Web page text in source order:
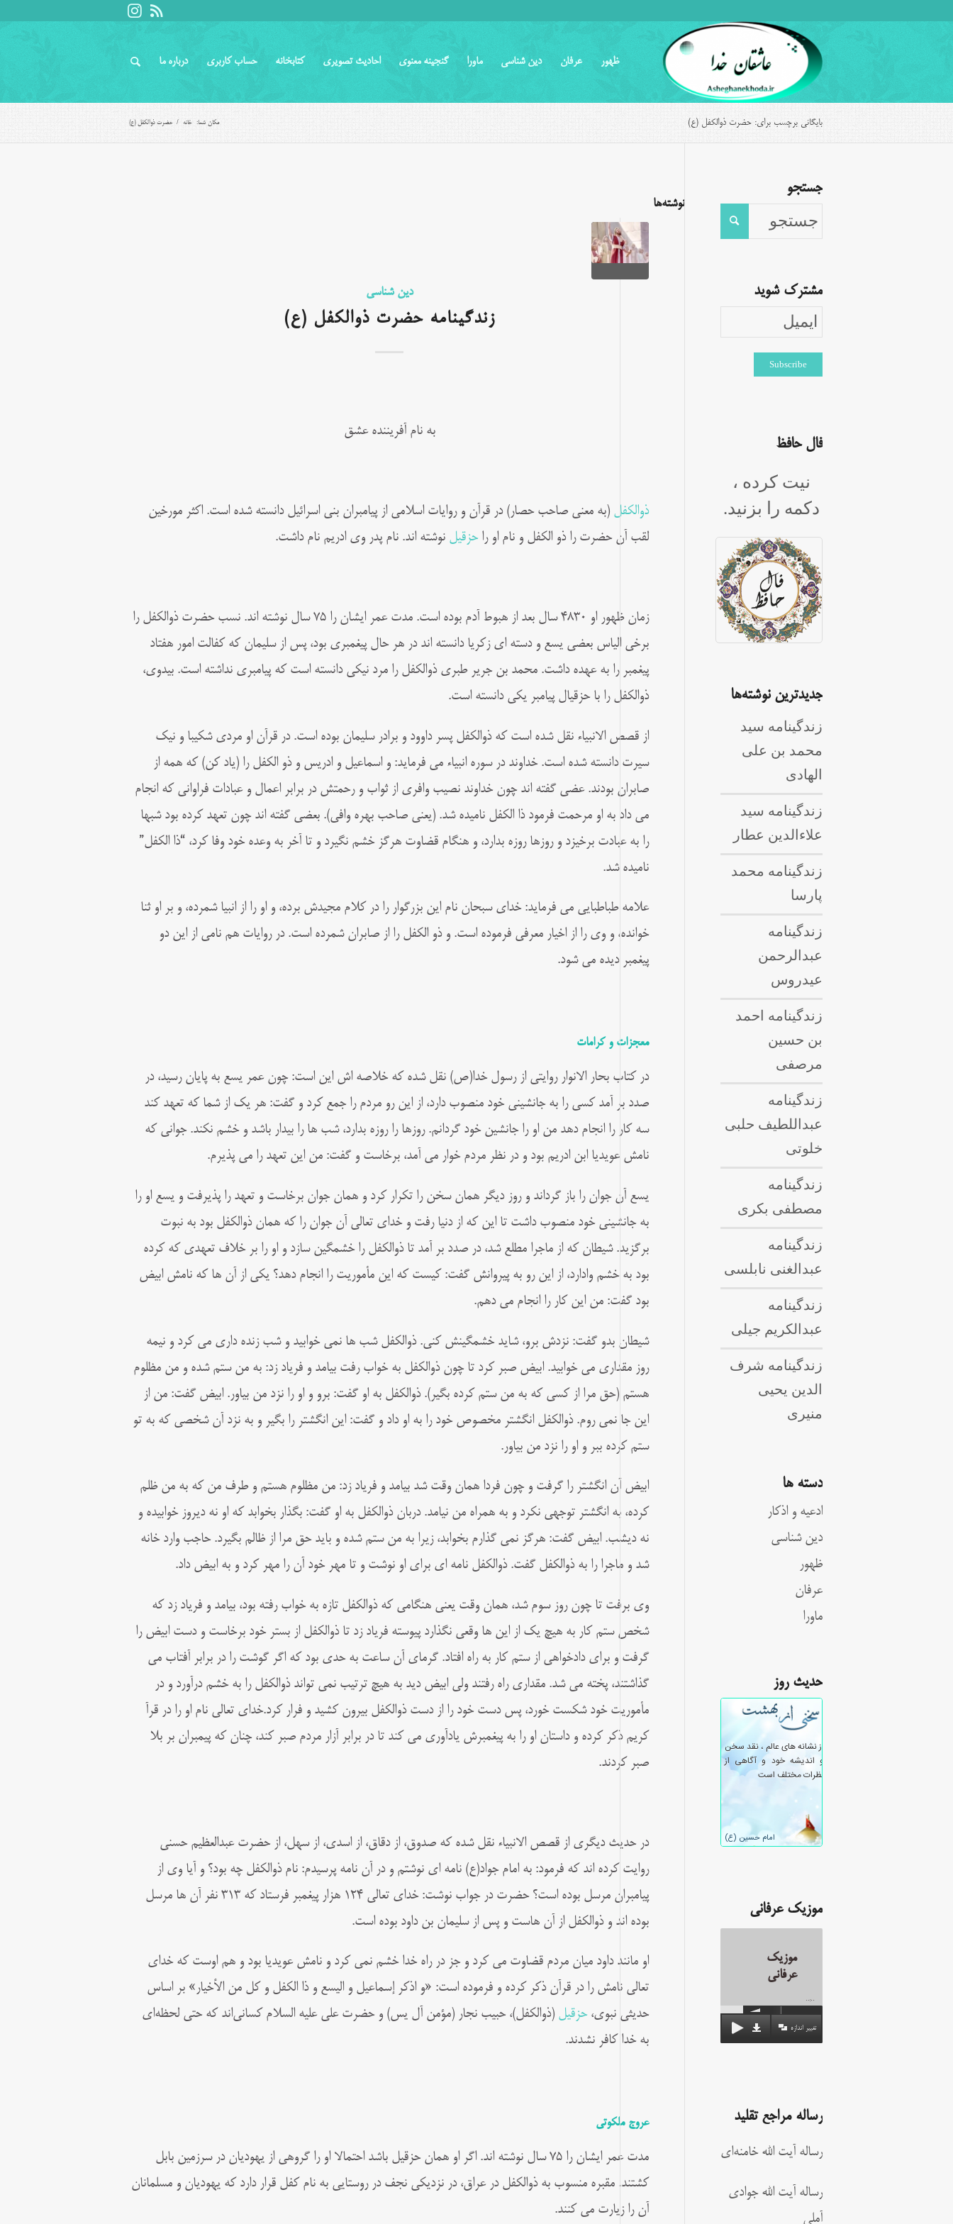
ظهور عرفان دین شناسی ماورا گنجینه معنوی احادیث تصویری کتابخانه حساب کاربری درباره ما
بایگانی برچسب برای: حضرت ذوالکفل (ع) مکان شما: خانه / حضرت ذوالکفل (ع)
نوشته‌ها
دین شناسی
زندگینامه حضرت ذوالکفل (ع)
به نام آفریننده عشق
ذوالکفل (به معنی صاحب حصار) در قرآن و روایات اسلامی از پیامبران بنی اسرائیل دانسته شده است. اکثر مورخین
لقب آن حضرت را ذو الکفل و نام او راحزقیل نوشته اند. نام پدر وی ادریم نام داشت.
زمان ظهور او ۴۸۳۰ سال بعد از هبوط آدم بوده است. مدت عمر ایشان را ۷۵ سال نوشته اند. نسب حضرت ذوالکفل را
برخی الیاس بعضی یسع و دسته ای زکریا دانسته اند در هر حال پیغمبری بود، پس از سلیمان که کفالت امور هفتاد
پیغمبر را به عهده داشت. محمد بن جریر طبری ذوالکفل را مرد نیکی دانسته است که پیامبری نداشته است. بیدوی،
ذوالکفل را با حزقیال پیامبر یکی دانسته است.
از قصص الانبیاء نقل شده است که ذوالکفل پسر داوود و برادر سلیمان بوده است. در قرآن او مردی شکیبا و نیک
سیرت دانسته شده است. خداوند در سوره انبیاء می فرماید: و اسماعیل و ادریس و ذو الکفل را (یاد کن) که همه از
صابران بودند. عضی گفته اند چون خداوند نصیب وافری از ثواب و رحمتش در برابر اعمال و عبادات فراوانی که انجام
می داد به او مرحمت فرمود ذا الکفل نامیده شد. (یعنی صاحب بهره وافی). بعضی گفته اند چون تعهد کرده بود شبها
را به عبادت برخیزد و روزها روزه بدارد، و هنگام قضاوت هرگز خشم نگیرد و تا آخر به وعده خود وفا کرد، “ذا الکفل”
نامیده شد.
علامه طباطبایی می فرماید: خدای سبحان نام این بزرگوار را در کلام مجیدش برده، و او را از انبیا شمرده، و بر او ثنا
خوانده، و وی را از اخیار معرفی فرموده است. و ذو الکفل را از صابران شمرده است. در روایات هم نامی از این دو
پیغمبر دیده می شود.
معجزات و کرامات
در کتاب بحار الانوار روایتی از رسول خدا(ص) نقل شده که خلاصه اش این است: چون عمر یسع به پایان رسید، در
صدد بر آمد کسی را به جانشینی خود منصوب دارد، از این رو مردم را جمع کرد و گفت: هر یک از شما که تعهد کند
سه کار را انجام دهد من او را جانشین خود گردانم. روزها را روزه بدارد، شب ها را بیدار باشد و خشم نکند. جوانی که
نامش عویدیا ابن ادریم بود و در نظر مردم خوار می آمد، برخاست و گفت: من این تعهد را می پذیرم.
یسع آن جوان را باز گرداند و روز دیگر همان سخن را تکرار کرد و همان جوان برخاست و تعهد را پذیرفت و یسع او را
به جانشینی خود منصوب داشت تا این که از دنیا رفت و خدای تعالی آن جوان را که همان ذوالکفل بود به نبوت
برگزید. شیطان که از ماجرا مطلع شد، در صدد بر آمد تا ذوالکفل را خشمگین سازد و او را بر خلاف تعهدی که کرده
بود به خشم وادارد، از این رو به پیروانش گفت: کیست که این مأموریت را انجام دهد؟ یکی از آن ها که نامش ابیض
بود گفت: من این کار را انجام می دهم.
شیطان بدو گفت: نزدش برو، شاید خشمگینش کنی. ذوالکفل شب ها نمی خوابید و شب زنده داری می کرد و نیمه
روز مقداری می خوابید. ابیض صبر کرد تا چون ذوالکفل به خواب رفت بیامد و فریاد زد: به من ستم شده و من مظلوم
هستم (حق مرا از کسی که به من ستم کرده بگیر). ذوالکفل به او گفت: برو و او را نزد من بیاور. ابیض گفت: من از
این جا نمی روم. ذوالکفل انگشتر مخصوص خود را به او داد و گفت: این انگشتر را بگیر و به نزد آن شخصی که به تو
ستم کرده ببر و او را نزد من بیاور.
ابیض آن انگشتر را گرفت و چون فردا همان وقت شد بیامد و فریاد زد: من مظلوم هستم و طرف من که به من ظلم
کرده، به انگشتر توجهی نکرد و به همراه من نیامد. دربان ذوالکفل به او گفت: بگذار بخوابد که او نه دیروز خوابیده و
نه دیشب. ابیض گفت: هرگز نمی گذارم بخوابد، زیرا به من ستم شده و باید حق مرا از ظالم بگیرد. حاجب وارد خانه
شد و ماجرا را به ذوالکفل گفت. ذوالکفل نامه ای برای او نوشت و تا مهر خود آن را مهر کرد و به ابیض داد.
وی برفت تا چون روز سوم شد، همان وقت یعنی هنگامی که ذوالکفل تازه به خواب رفته بود، بیامد و فریاد زد که
شخص ستم کار به هیچ یک از این ها وقعی نگذارد پیوسته فریاد زد تا ذوالکفل از بستر خود برخاست و دست ابیض را
گرفت و برای دادخواهی از ستم کار به راه افتاد. گرمای آن ساعت به حدی بود که اگر گوشت را در برابر آفتاب می
گذاشتند، پخته می شد. مقداری راه رفتند ولی ابیض دید به هیچ ترتیب نمی تواند ذوالکفل را به خشم درآورد و در
مأموریت خود شکست خورد، پس دست خود را از دست ذوالکفل بیرون کشید و فرار کرد.خدای تعالی نام او را در قرآ
کریم ذکر کرده و داستان او را به پیغمبرش یادآوری می کند تا در برابر آزار مردم صبر کند، چنان که پیمبران بر بلا
صبر کردند.
در حدیث دیگری از قصص الانبیاء نقل شده که صدوق، از دقاق، از اسدی، از سهل، از حضرت عبدالعظیم حسنی
روایت کرده اند که فرمود: به امام جواد(ع) نامه ای نوشتم و در آن نامه پرسیدم: نام ذوالکفل چه بود؟ و آیا وی از
پیامبران مرسل بوده است؟ حضرت در جواب نوشت: خدای تعالی ۱۲۴ هزار پیغمبر فرستاد که ۳۱۳ نفر آن ها مرسل
بوده اند و ذوالکفل از آن هاست و پس از سلیمان بن داود بوده است.
او مانند داود میان مردم قضاوت می کرد و جز در راه خدا خشم نمی کرد و نامش عویدیا بود و هم اوست که خدای
تعالی نامش را در قرآن ذکر کرده و فرموده است: «و اذکر إسماعیل و الیسع و ذا الکفل و کل من الأخیار» بر اساس
حدیثی نبوی،حزقیل (ذوالکفل)، حبیب نجار (مؤمن آل‌ یس) و حضرت علی علیه‌ السلام کسانی‌اند که حتی لحظه‌ای
به خدا کافر نشدند.
عروج ملکوتی
مدت عمر ایشان را ۷۵ سال نوشته اند. اگر او همان حزقیل باشد احتمالا او را گروهی از یهودیان در سرزمین بابل
کشتند. مقبره منسوب به ذوالکفل در عراق، در نزدیکی نجف در روستایی به نام کفل قرار دارد که یهودیان و مسلمانان
آن را زیارت می کنند.
جستجو
مشترک شوید
فال حافظ
نیت کرده ،
دکمه را بزنید.
جدیدترین نوشته‌ها
زندگینامه سید
محمد بن علی
الهادی
زندگینامه سید
علاءالدین عطار
زندگینامه محمد
پارسا
زندگینامه
عبدالرحمن
عیدروس
زندگینامه احمد
بن حسین
مرصفی
زندگینامه
عبداللطيف حلبى
خلوتی
زندگینامه
مصطفی بکری
زندگینامه
عبدالغنی نابلسی
زندگینامه
عبدالکریم جیلی
زندگینامه شرف
الدین یحیی
منیری
دسته ها
ادعیه و اذکار
دین شناسی
ظهور
عرفان
ماورا
حدیث روز
موزیک عرفانی
موزیک
عرفانی
00:00
تغییر اندازه
رساله مراجع تقلید
رساله آیت الله خامنه‌ای
رساله آیت الله جوادی
آملی